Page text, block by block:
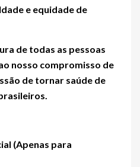
e equidade de
de todas as pessoas
nosso compromisso de
de tornar saúde de
(Apenas para